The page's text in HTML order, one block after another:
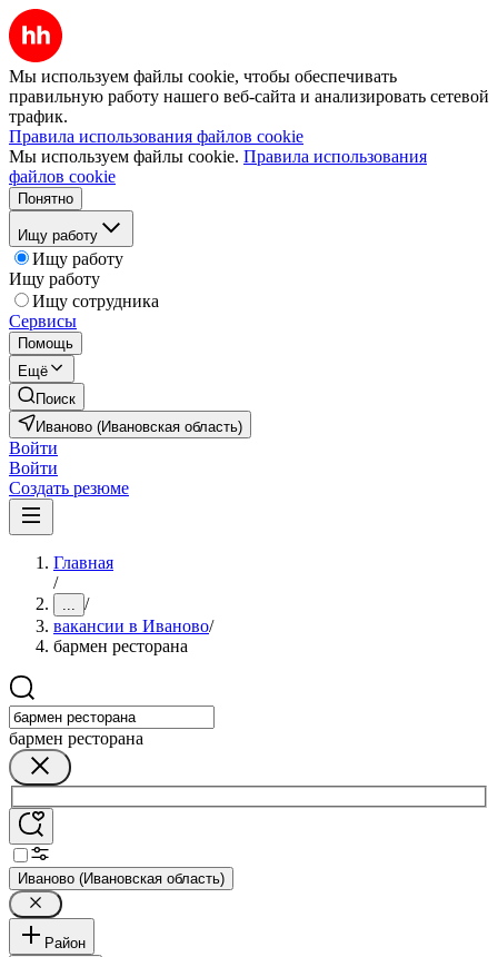
Мы используем файлы cookie, чтобы обеспечивать
правильную работу нашего веб-сайта и анализировать сетевой
трафик.
Правила использования файлов cookie
Мы используем файлы cookie. Правила использования
файлов cookie
Понятно
Ищу работу
Ищу работу
Ищу работу
Ищу сотрудника
Сервисы
Помощь
Ещё
Поиск
Иваново (Ивановская область)
Войти
Войти
Создать резюме
Главная
/
... /
вакансии в Иваново/
бармен ресторана
бармен ресторана
Иваново (Ивановская область)
Район